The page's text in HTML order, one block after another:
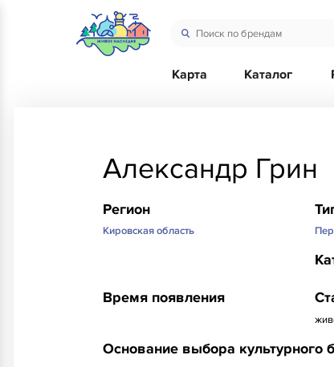
Карта Каталог
Александр Грин
Регион
Кировская область
Время появления
Основание выбора культурного